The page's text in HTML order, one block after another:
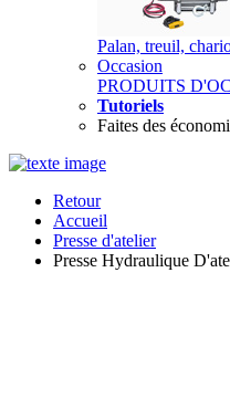
Palan, treuil,
Occasion
PRODUITS
Tutoriels
Faites des
Retour
Accueil
Presse d'atelier
Presse Hydraulique